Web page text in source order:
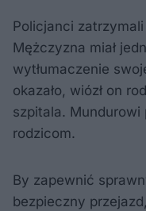
Policjanci
Mężczyzna miał
wytłumaczenie
okazało, wiózł on
szpitala. Mundurowi
rodzicom.
By zapewnić
bezpieczny